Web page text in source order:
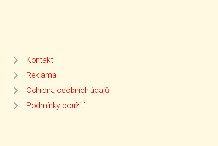
Kontakt
Reklama
Ochrana osobních údajů
Podmínky použití